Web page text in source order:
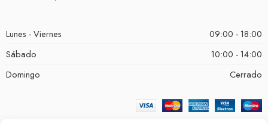
Lunes - Viernes
09:00 - 18:00
Sábado
10:00 - 14:00
Domingo
Cerrado